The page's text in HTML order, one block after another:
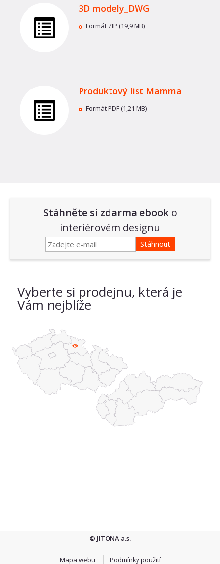
3D modely_DWG
Formát ZIP (19,9 MB)
Produktový list Mamma
Formát PDF (1,21 MB)
Stáhněte si zdarma ebooko
interiérovém designu
Vyberte si prodejnu, která je
Vám nejblíže
© JITONA a.s.
Mapa webu Podmínky použití